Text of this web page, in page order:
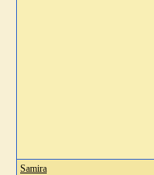
Samira